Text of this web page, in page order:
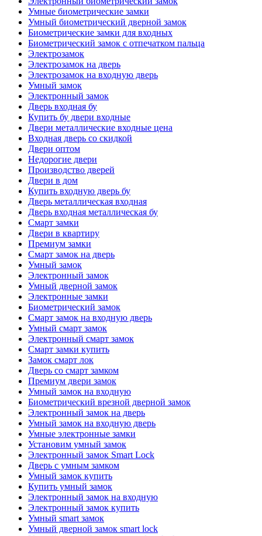
Умные биометрические замки
Умный биометрический дверной замок
Биометрические замки для входных
Биометрический замок с отпечатком пальца
Электрозамок
Электрозамок на дверь
Электрозамок на входную дверь
Умный замок
Электронный замок
Дверь входная бу
Купить бу двери входные
Двери металлические входные цена
Входная дверь со скидкой
Двери оптом
Недорогие двери
Производство дверей
Двери в дом
Купить входную дверь бу
Дверь металлическая входная
Дверь входная металлическая бу
Смарт замки
Двери в квартиру
Премиум замки
Смарт замок на дверь
Умный замок
Электронный замок
Умный дверной замок
Электронные замки
Биометрический замок
Смарт замок на входную дверь
Умный смарт замок
Электронный смарт замок
Смарт замки купить
Замок смарт лок
Дверь со смарт замком
Премиум двери замок
Умный замок на входную
Биометрический врезной дверной замок
Электронный замок на дверь
Умный замок на входную дверь
Умные электронные замки
Установим умный замок
Электронный замок Smart Lock
Дверь с умным замком
Умный замок купить
Купить умный замок
Электронный замок на входную
Электронный замок купить
Умный smart замок
Умный дверной замок smart lock